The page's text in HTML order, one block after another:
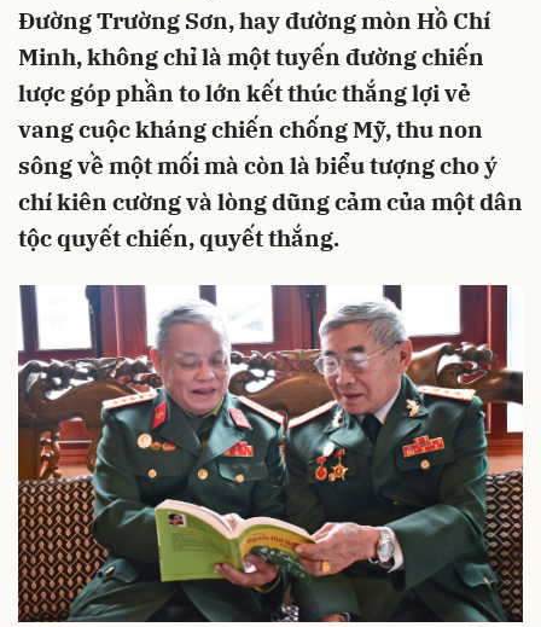
Đường Trường Sơn, hay đường mòn Hồ Chí
Minh, không chỉ là một tuyến đường chiến
lược góp phần to lớn kết thúc thắng lợi vẻ
vang cuộc kháng chiến chống Mỹ, thu non
sông về một mối mà còn là biểu tượng cho ý
chí kiên cường và lòng dũng cảm của một dân
tộc quyết chiến, quyết thắng.